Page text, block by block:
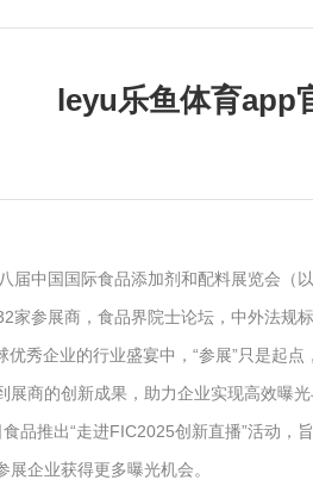
leyu乐鱼体育app
届中国国际食品添加剂和配料展览会（
家参展商，食品界院士论坛，中外法规
秀企业的行业盛宴中，“参展”只是起点
展商的创新成果，助力企业实现高效曝
品推出“走进FIC2025创新直播”活动，
企业获得更多曝光机会。